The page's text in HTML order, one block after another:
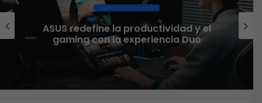
Ciberseguridad
El 73% de las empresas en LATAM
aseguran que el phishing sigue
funcionando